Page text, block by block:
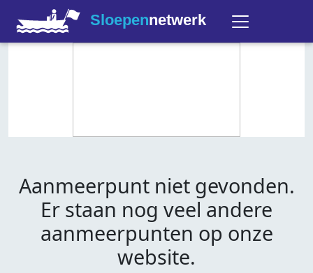
Sloepennetwerk
Aanmeerpunt niet gevonden.
Er staan nog veel andere
aanmeerpunten op onze
website.